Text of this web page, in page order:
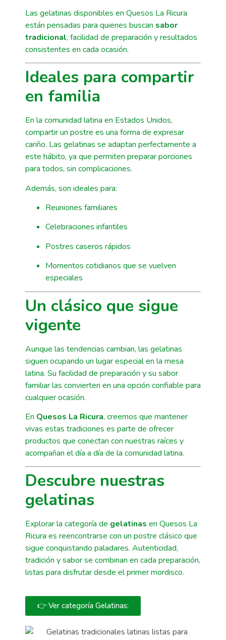
Las gelatinas disponibles en Quesos La Ricura
están pensadas para quienes buscan sabor
tradicional, facilidad de preparación y resultados
consistentes en cada ocasión.
Ideales para compartir
en familia
En la comunidad latina en Estados Unidos,
compartir un postre es una forma de expresar
cariño. Las gelatinas se adaptan perfectamente a
este hábito, ya que permiten preparar porciones
para todos, sin complicaciones.
Además, son ideales para:
Reuniones familiares
Celebraciones infantiles
Postres caseros rápidos
Momentos cotidianos que se vuelven
especiales
Un clásico que sigue
vigente
Aunque las tendencias cambian, las gelatinas
siguen ocupando un lugar especial en la mesa
latina. Su facilidad de preparación y su sabor
familiar las convierten en una opción confiable para
cualquier ocasión.
En Quesos La Ricura, creemos que mantener
vivas estas tradiciones es parte de ofrecer
productos que conectan con nuestras raíces y
acompañan el día a día de la comunidad latina.
Descubre nuestras
gelatinas
Explorar la categoría de gelatinas en Quesos La
Ricura es reencontrarse con un postre clásico que
sigue conquistando paladares. Autenticidad,
tradición y sabor se combinan en cada preparación,
listas para disfrutar desde el primer mordisco.
👉 Ver categoría Gelatinas: